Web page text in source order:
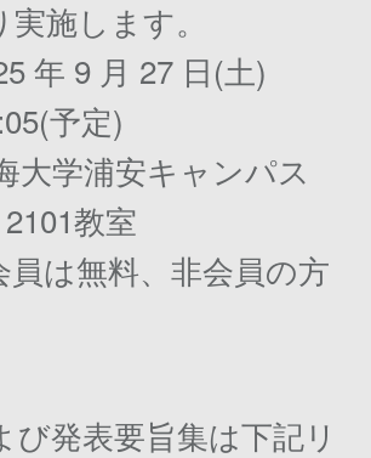
施します。
年 9 月 27 日(土)
予定)
大学浦安キャンパス
教室
員は無料、非会員の方
び発表要旨集は下記リ